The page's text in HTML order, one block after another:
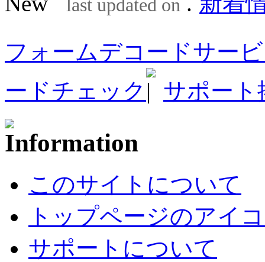
last updated on
フォームデコードサー
ードチェック
サポート
このサイトについて
トップページのアイ
サポートについて